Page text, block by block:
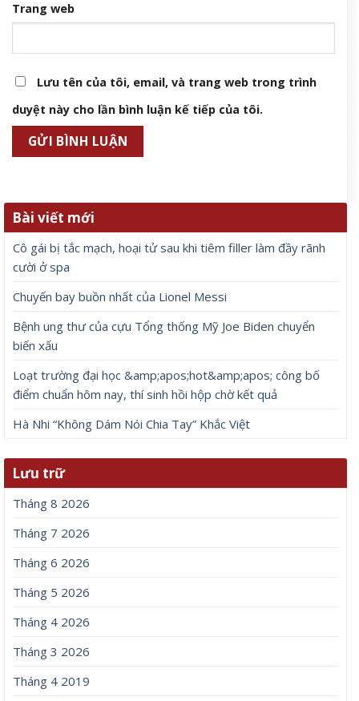
Trang web
Lưu tên của tôi, email, và trang web trong trình
duyệt này cho lần bình luận kế tiếp của tôi.
Bài viết mới
Cô gái bị tắc mạch, hoại tử sau khi tiêm filler làm đầy rãnh
cười ở spa
Chuyến bay buồn nhất của Lionel Messi
Bệnh ung thư của cựu Tổng thống Mỹ Joe Biden chuyển
biến xấu
Loạt trường đại học &amp;apos;hot&amp;apos; công bố
điểm chuẩn hôm nay, thí sinh hồi hộp chờ kết quả
Hà Nhi “Không Dám Nói Chia Tay” Khắc Việt
Lưu trữ
Tháng 8 2026
Tháng 7 2026
Tháng 6 2026
Tháng 5 2026
Tháng 4 2026
Tháng 3 2026
Tháng 4 2019